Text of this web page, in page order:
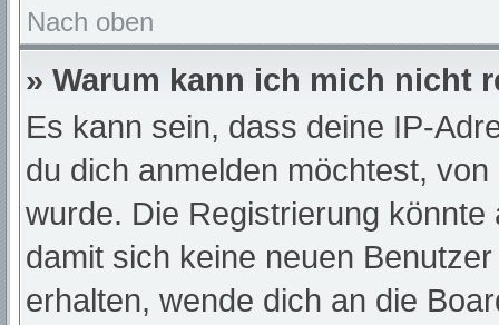
Nach oben
» Warum kann ich mich nicht
Es kann sein, dass deine IP-
du dich anmelden möchtest,
wurde. Die Registrierung
damit sich keine neuen
erhalten, wende dich an die